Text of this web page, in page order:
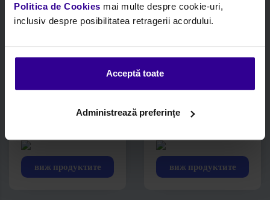
Politica de Cookies mai multe despre cookie-uri,
inclusiv despre posibilitatea retragerii acordului.
Acceptă toate
Administrează preferințe
Gaskets
Engine
виж продуктите
Electrical and
виж продуктите